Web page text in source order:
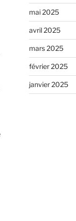
mai 2025
avril 2025
mars 2025
février 2025
janvier 2025